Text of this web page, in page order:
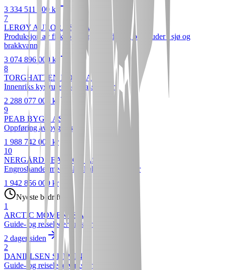
3 334 511 000 kr
7
LERØY AURORA SJØ AS
Produksjon av fisk, bløtdyr, krepsdyr og pigghuder i sjø og
brakkvann
3 074 896 000 kr
8
TORGHATTEN NORD AS
Innenriks kystruter med passasjerer
2 288 077 000 kr
9
PEAB BYGG AS
Oppføring av bygninger
1 988 742 000 kr
10
NERGÅRD SEAFOOD AS
Engroshandel med fisk, skalldyr og bløtdyr
1 942 856 000 kr
Nyeste bedrifter
1
ARCTIC MOMENTS AS
Guide- og reiseledervirksomhet
2 dager siden
2
DANIELSEN SKIPPING
Guide- og reiseledervirksomhet